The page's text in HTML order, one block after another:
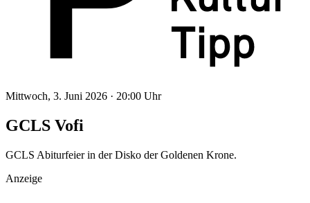
Mittwoch, 3. Juni 2026 · 20:00 Uhr
GCLS Vofi
GCLS Abiturfeier in der Disko der Goldenen Krone.
Anzeige